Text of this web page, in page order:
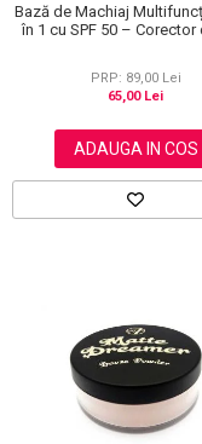
Bază de Machiaj
în 1 cu SPF 50 – Corector
PRP: 89,00 Lei
65,00 Lei
ADAUGA IN COS